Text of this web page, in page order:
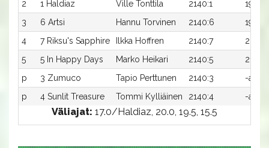
2
1 Haldiaz Ville Tonttila 2140:1
19,0a
3
6 Artsi Hannu Torvinen 2140:6
19,0a
4
7 Riksu's Sapphire Ilkka Hoffren 2140:7
20,6a
5
5 In Happy Days Marko Heikari 2140:5
21,9a
p
3 Zumuco Tapio Perttunen 2140:3
-a
p
4 Sunlit Treasure Tommi Kylliäinen 2140:4 -a
Väliajat: 17.0/Haldiaz, 20.0, 19.5, 15.5